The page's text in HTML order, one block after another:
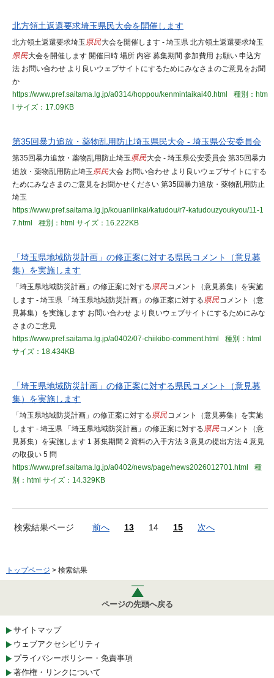
北方領土返還要求埼玉県民大会を開催します
北方領土返還要求埼玉県民大会を開催します - 埼玉県 北方領土返還要求埼玉
県民大会を開催します 開催日時 場所 内容 募集期間 参加費用 お願い 申込方
法 お問い合わせ より良いウェブサイトにするためにみなさまのご意見をお聞
か
https://www.pref.saitama.lg.jp/a0314/hoppou/kenmintaikai40.html
種別：htm
サイズ：17.09KB
第35回暴力追放・薬物乱用防止埼玉県民大会 - 埼玉県公安委員会
第35回暴力追放・薬物乱用防止埼玉県民大会 - 埼玉県公安委員会 第35回暴力
追放・薬物乱用防止埼玉県民大会 お問い合わせ より良いウェブサイトにする
ためにみなさまのご意見をお聞かせください 第35回暴力追放・薬物乱用防止
埼玉
https://www.pref.saitama.lg.jp/kouaniinkai/katudou/r7-katudouzyoukyou/11-1
7.html
種別：html サイズ：16.222KB
「埼玉県地域防災計画」の修正案に対する県民コメント（意見募
集）を実施します
「埼玉県地域防災計画」の修正案に対する県民コメント（意見募集）を実施
します - 埼玉県 「埼玉県地域防災計画」の修正案に対する県民コメント（意
見募集）を実施します お問い合わせ より良いウェブサイトにするためにみな
さまのご意見
https://www.pref.saitama.lg.jp/a0402/07-chiikibo-comment.html
種別：html
サイズ：18.434KB
「埼玉県地域防災計画」の修正案に対する県民コメント（意見募
集）を実施します
「埼玉県地域防災計画」の修正案に対する県民コメント（意見募集）を実施
します - 埼玉県 「埼玉県地域防災計画」の修正案に対する県民コメント（意
見募集）を実施します 1 募集期間 2 資料の入手方法 3 意見の提出方法 4 意見
の取扱い 5 問
https://www.pref.saitama.lg.jp/a0402/news/page/news2026012701.html
種
別：html サイズ：14.329KB
検索結果ページ 前へ 13 14 15 次へ
トップページ > 検索結果
ページの先頭へ戻る
サイトマップ
ウェブアクセシビリティ
プライバシーポリシー・免責事項
著作権・リンクについて